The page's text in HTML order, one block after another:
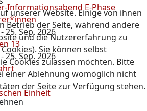
Informationsabend E-Phase
-25. Sep. 2026
13
-25. Sep. 2026
Einheit
unserer Website. Einige von ihnen
Betrieb der Seite, während andere
und die Nutzererfahrung zu
Sie können selbst
Cookies zulassen möchten. Bitte
einer Ablehnung womöglich nicht
der Seite zur Verfügung stehen.